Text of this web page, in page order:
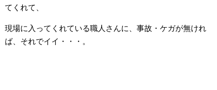
てくれて、
現場に入ってくれている職人さんに、事故・ケガが無けれ
ば、それでイイ・・・。